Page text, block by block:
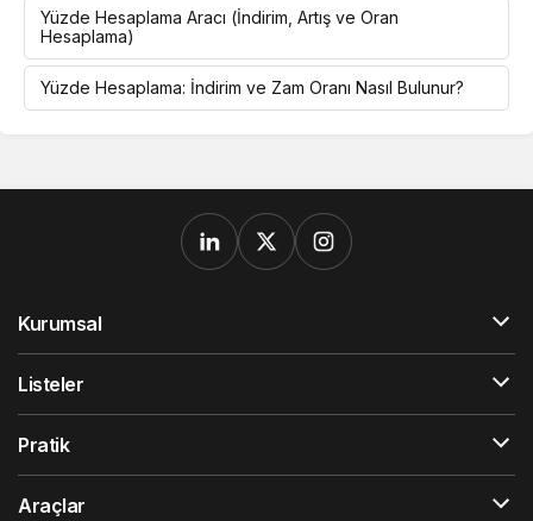
Yüzde Hesaplama Aracı (İndirim, Artış ve Oran
Hesaplama)
Yüzde Hesaplama: İndirim ve Zam Oranı Nasıl Bulunur?
Kurumsal
Listeler
Pratik
Araçlar